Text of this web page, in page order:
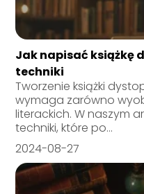
Jak napisać książkę
techniki
Tworzenie książki
wymaga zarówno
literackich. W naszym
techniki, które po...
2024-08-27